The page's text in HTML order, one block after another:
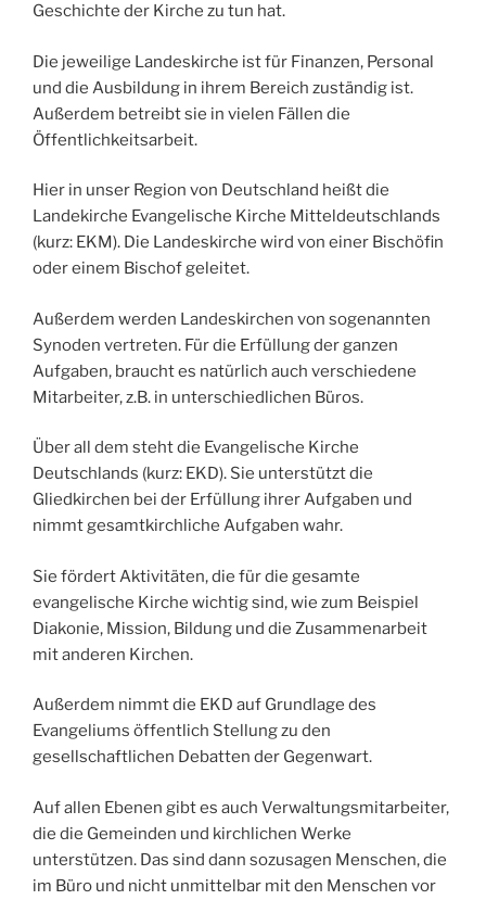
Geschichte der Kirche zu tun hat.
Die jeweilige Landeskirche ist für Finanzen, Personal
und die Ausbildung in ihrem Bereich zuständig ist.
Außerdem betreibt sie in vielen Fällen die
Öffentlichkeitsarbeit.
Hier in unser Region von Deutschland heißt die
Landekirche Evangelische Kirche Mitteldeutschlands
(kurz: EKM). Die Landeskirche wird von einer Bischöfin
oder einem Bischof geleitet.
Außerdem werden Landeskirchen von sogenannten
Synoden vertreten. Für die Erfüllung der ganzen
Aufgaben, braucht es natürlich auch verschiedene
Mitarbeiter, z.B. in unterschiedlichen Büros.
Über all dem steht die Evangelische Kirche
Deutschlands (kurz: EKD). Sie unterstützt die
Gliedkirchen bei der Erfüllung ihrer Aufgaben und
nimmt gesamtkirchliche Aufgaben wahr.
Sie fördert Aktivitäten, die für die gesamte
evangelische Kirche wichtig sind, wie zum Beispiel
Diakonie, Mission, Bildung und die Zusammenarbeit
mit anderen Kirchen.
Außerdem nimmt die EKD auf Grundlage des
Evangeliums öffentlich Stellung zu den
gesellschaftlichen Debatten der Gegenwart.
Auf allen Ebenen gibt es auch Verwaltungsmitarbeiter,
die die Gemeinden und kirchlichen Werke
unterstützen. Das sind dann sozusagen Menschen, die
im Büro und nicht unmittelbar mit den Menschen vor